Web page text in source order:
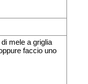
mele a griglia
faccio uno